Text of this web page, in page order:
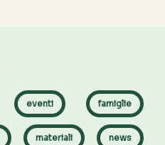
eventi famiglie
materiali news